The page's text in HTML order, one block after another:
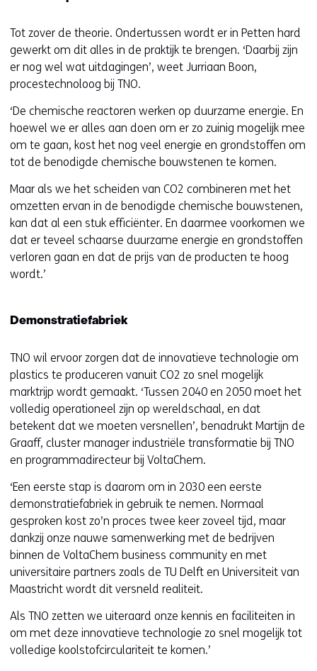
Tot zover de theorie. Ondertussen wordt er in Petten hard
gewerkt om dit alles in de praktijk te brengen. ‘Daarbij zijn
er nog wel wat uitdagingen’, weet Jurriaan Boon,
procestechnoloog bij TNO.
‘De chemische reactoren werken op duurzame energie. En
hoewel we er alles aan doen om er zo zuinig mogelijk mee
om te gaan, kost het nog veel energie en grondstoffen om
tot de benodigde chemische bouwstenen te komen.
Maar als we het scheiden van CO2 combineren met het
omzetten ervan in de benodigde chemische bouwstenen,
kan dat al een stuk efficiënter. En daarmee voorkomen we
dat er teveel schaarse duurzame energie en grondstoffen
verloren gaan en dat de prijs van de producten te hoog
wordt.’
Demonstratiefabriek
TNO wil ervoor zorgen dat de innovatieve technologie om
plastics te produceren vanuit CO2 zo snel mogelijk
marktrijp wordt gemaakt. ‘Tussen 2040 en 2050 moet het
volledig operationeel zijn op wereldschaal, en dat
betekent dat we moeten versnellen’, benadrukt Martijn de
Graaff, cluster manager industriële transformatie bij TNO
en programmadirecteur bij VoltaChem.
‘Een eerste stap is daarom om in 2030 een eerste
demonstratiefabriek in gebruik te nemen. Normaal
gesproken kost zo’n proces twee keer zoveel tijd, maar
dankzij onze nauwe samenwerking met de bedrijven
binnen de VoltaChem business community en met
universitaire partners zoals de TU Delft en Universiteit van
Maastricht wordt dit versneld realiteit.
Als TNO zetten we uiteraard onze kennis en faciliteiten in
om met deze innovatieve technologie zo snel mogelijk tot
volledige koolstofcirculariteit te komen.’